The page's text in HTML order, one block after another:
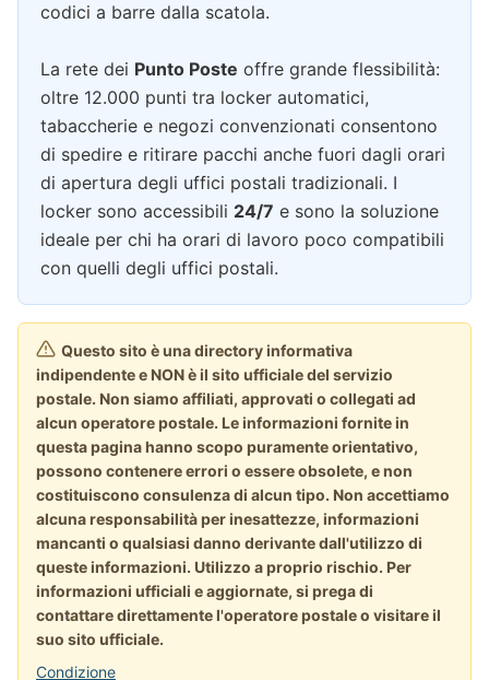
codici a barre dalla scatola.
La rete dei Punto Poste offre grande flessibilità:
oltre 12.000 punti tra locker automatici,
tabaccherie e negozi convenzionati consentono
di spedire e ritirare pacchi anche fuori dagli orari
di apertura degli uffici postali tradizionali. I
locker sono accessibili 24/7 e sono la soluzione
ideale per chi ha orari di lavoro poco compatibili
con quelli degli uffici postali.
Questo sito è una directory informativa
indipendente e NON è il sito ufficiale del servizio
postale. Non siamo affiliati, approvati o collegati ad
alcun operatore postale. Le informazioni fornite in
questa pagina hanno scopo puramente orientativo,
possono contenere errori o essere obsolete, e non
costituiscono consulenza di alcun tipo. Non accettiamo
alcuna responsabilità per inesattezze, informazioni
mancanti o qualsiasi danno derivante dall'utilizzo di
queste informazioni. Utilizzo a proprio rischio. Per
informazioni ufficiali e aggiornate, si prega di
contattare direttamente l'operatore postale o visitare il
suo sito ufficiale.
Condizione